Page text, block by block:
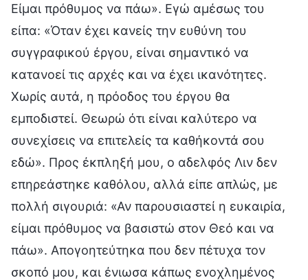
Είμαι πρόθυμος να πάω». Εγώ αμέσως του
είπα: «Όταν έχει κανείς την ευθύνη του
συγγραφικού έργου, είναι σημαντικό να
κατανοεί τις αρχές και να έχει ικανότητες.
Χωρίς αυτά, η πρόοδος του έργου θα
εμποδιστεί. Θεωρώ ότι είναι καλύτερο να
συνεχίσεις να επιτελείς τα καθήκοντά σου
εδώ». Προς έκπληξή μου, ο αδελφός Λιν δεν
επηρεάστηκε καθόλου, αλλά είπε απλώς, με
πολλή σιγουριά: «Αν παρουσιαστεί η ευκαιρία,
είμαι πρόθυμος να βασιστώ στον Θεό και να
πάω». Απογοητεύτηκα που δεν πέτυχα τον
σκοπό μου, και ένιωσα κάπως ενοχλημένος